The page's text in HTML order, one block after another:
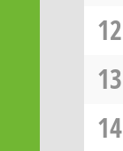
12
13
14